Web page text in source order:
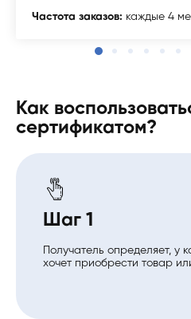
Частота заказов: каждые 4
Как
сертификатом?
Шаг 1
Получатель определяет, у
хочет приобрести товар